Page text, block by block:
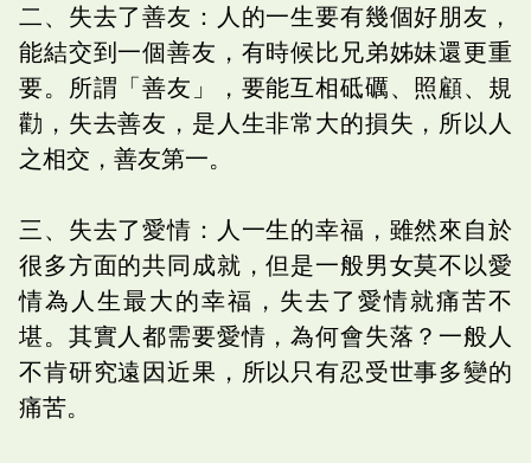
二、失去了善友：人的一生要有幾個好朋友，
能結交到一個善友，有時候比兄弟姊妹還更重
要。所謂「善友」，要能互相砥礪、照顧、規
勸，失去善友，是人生非常大的損失，所以人
之相交，善友第一。
三、失去了愛情：人一生的幸福，雖然來自於
很多方面的共同成就，但是一般男女莫不以愛
情為人生最大的幸福，失去了愛情就痛苦不
堪。其實人都需要愛情，為何會失落？一般人
不肯研究遠因近果，所以只有忍受世事多變的
痛苦。